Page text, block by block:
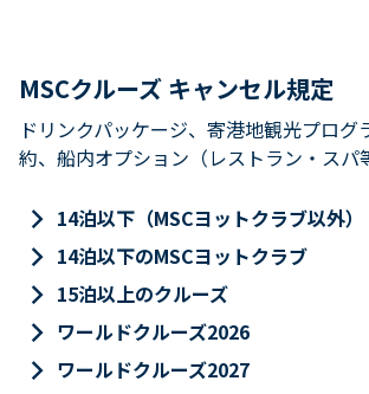
MSCクルーズ キャンセル規定
ドリンクパッケージ、寄港地観光プログ
約、船内オプション（レストラン・スパ
keyboard_arrow_right 14泊以下（MSCヨットクラブ以外）
keyboard_arrow_right 14泊以下のMSCヨットクラブ
keyboard_arrow_right 15泊以上のクルーズ
keyboard_arrow_right ワールドクルーズ2026
keyboard_arrow_right ワールドクルーズ2027